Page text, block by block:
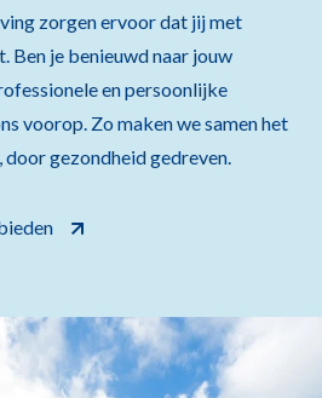
zorgen ervoor dat jij met
Ben je benieuwd naar jouw
en persoonlijke
voorop. Zo maken we samen het
door gezondheid gedreven.